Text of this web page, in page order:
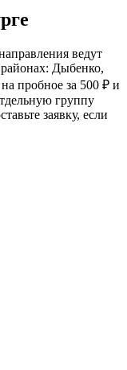
ведут
Дыбенко,
пробное за 500 ₽ и
группу
заявку, если